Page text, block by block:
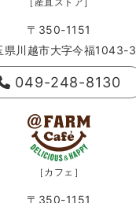
〒350-1151
県川越市大字今福1043-3
049-248-8130
［カフェ］
〒350-1151